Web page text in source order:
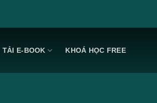
TẢI E-BOOK KHOÁ HỌC FREE